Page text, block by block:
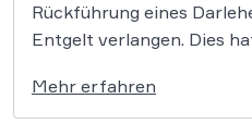
Rückführung eines
Entgelt verlangen. Dies
vertragliche Nebenpflicht
ihren Kunden. Nach
Mehr erfahren